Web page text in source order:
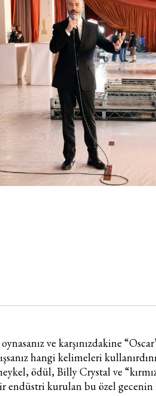
ve karşınızdakine
hangi kelimeleri
ödül, Billy Crystal ve
kurulan bu özel gecenin